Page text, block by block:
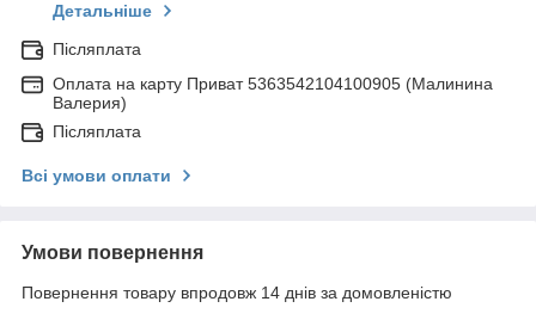
Детальніше
Післяплата
Оплата на карту Приват 5363542104100905 (Малинина
Валерия)
Післяплата
Всі умови оплати
Умови повернення
Повернення товару впродовж 14 днів за домовленістю